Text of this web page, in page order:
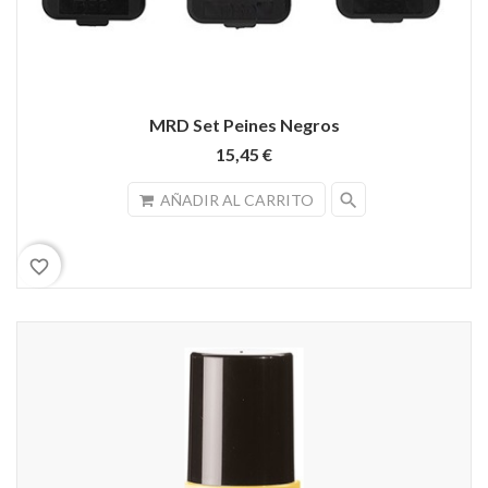
MRD Set Peines Negros
15,45 €
AÑADIR AL CARRITO search
favorite_border